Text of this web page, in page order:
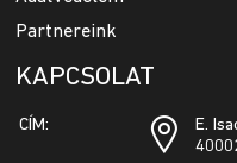
Partnereink
KAPCSOLAT
CÍM:
E.